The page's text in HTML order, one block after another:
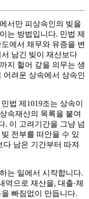
서만 피상속인의 빚을
는 방법입니다. 민법 제
에서 채무와 유증을 변
남긴 빚이 재산보다
지 헐어 갚을 의무는 생
어려운 상속에서 상속인
법 제1019조는 상속이
속재산의 목록을 붙여
. 이 고려기간을 그냥 넘
전부를 떠안을 수 있
남은 기간부터 따져
는 일에서 시작합니다.
으로 재산을, 대출·체
빠짐없이 만듭니다.